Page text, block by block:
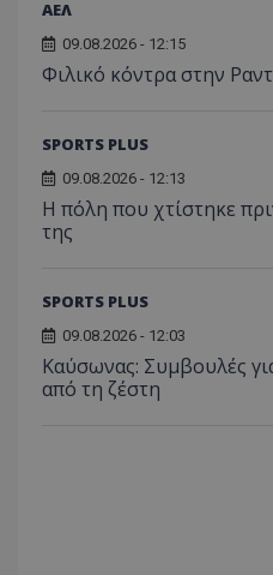
ΑΕΛ
09.08.2026 - 12:15
Φιλικό κόντρα στην
SPORTS PLUS
09.08.2026 - 12:13
Η πόλη που χτίστηκε
της
SPORTS PLUS
09.08.2026 - 12:03
Kαύσωνας: Συμβουλές
από τη ζέστη